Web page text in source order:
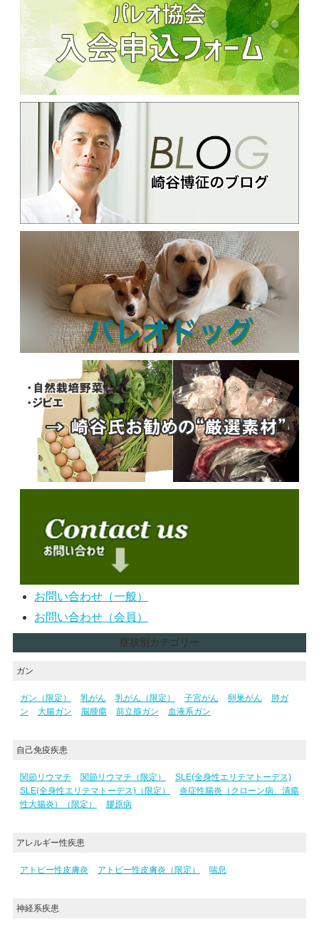
お問い合わせ（一般）
お問い合わせ（会員）
症状別カテゴリー
ガン
ガン（限定） 乳がん 乳がん（限定） 子宮がん 卵巣がん
肺ガ
ン
大腸ガン 脳腫瘍 前立腺ガン 血液系ガン
自己免疫疾患
関節リウマチ 関節リウマチ（限定）
SLE(全身性エリテマトーデス)
SLE(全身性エリテマトーデス)（限定）
炎症性腸炎（クローン病、潰瘍
性大腸炎）（限定）
膠原病
アレルギー性疾患
アトピー性皮膚炎 アトピー性皮膚炎（限定） 喘息
神経系疾患